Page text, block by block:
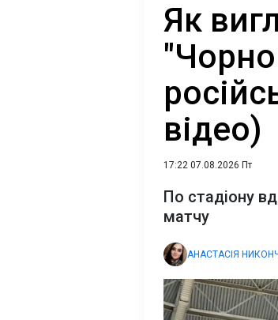
Як
відео)
17:22 07.08.2026 Пт
По стадіону
матчу
АНАСТАСІЯ